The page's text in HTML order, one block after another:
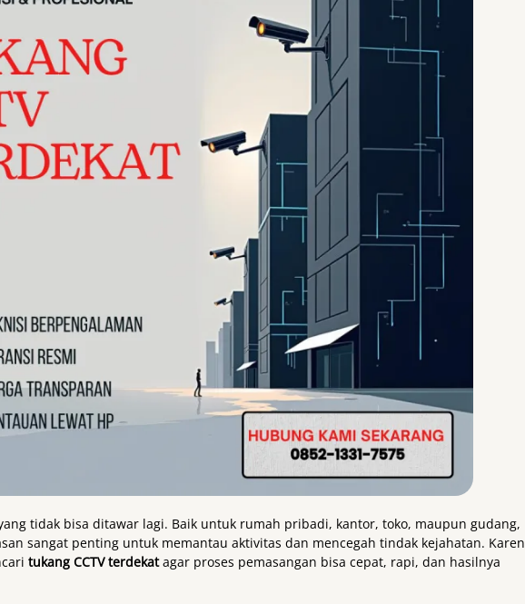
tidak bisa ditawar lagi. Baik untuk rumah pribadi, kantor, toko, maupun gudang,
sangat penting untuk memantau aktivitas dan mencegah tindak kejahatan.
tukang CCTV terdekatagar proses pemasangan bisa cepat, rapi, dan hasilnya